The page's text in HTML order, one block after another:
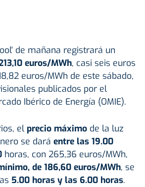
de mañana registrará un
euros/MWh, casi seis euros
euros/MWh de este sábado,
publicados por el
Ibérico de Energía (OMIE).
el precio máximo de la luz
se dará entre las 19.00
horas, con 265,36 euros/MWh,
de 186,60 euros/MWh, se
5.00 horas y las 6.00 horas.